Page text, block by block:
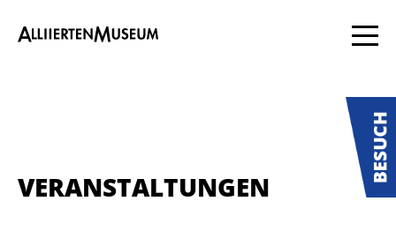
VERANSTALTUNGEN